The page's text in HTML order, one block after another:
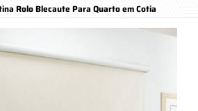
Rolo Blecaute Para Quarto em Cotia